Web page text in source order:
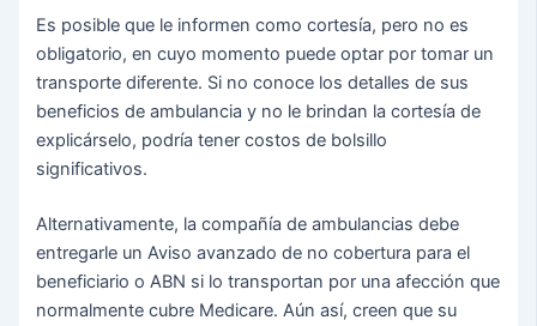
Es posible que le informen como cortesía, pero no es
obligatorio, en cuyo momento puede optar por tomar un
transporte diferente. Si no conoce los detalles de sus
beneficios de ambulancia y no le brindan la cortesía de
explicárselo, podría tener costos de bolsillo
significativos.
Alternativamente, la compañía de ambulancias debe
entregarle un Aviso avanzado de no cobertura para el
beneficiario o ABN si lo transportan por una afección que
normalmente cubre Medicare. Aún así, creen que su